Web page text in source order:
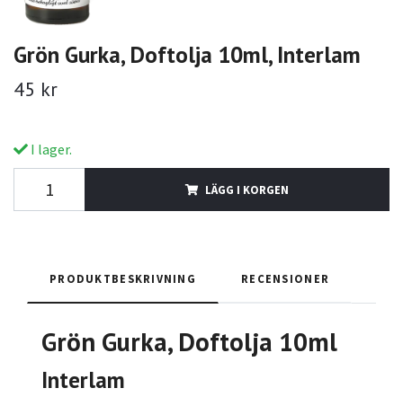
Grön Gurka, Doftolja 10ml, Interlam
45 kr
I lager.
LÄGG I KORGEN
PRODUKTBESKRIVNING RECENSIONER
Grön Gurka, Doftolja 10ml
Interlam